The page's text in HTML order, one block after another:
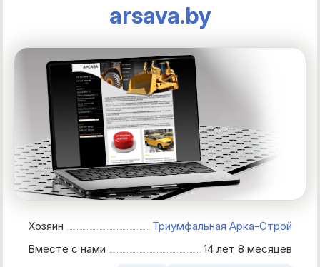
arsava.by
Хозяин
Триумфальная Арка-Строй
Вместе с нами
14 лет 8 месяцев